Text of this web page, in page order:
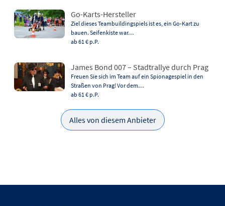
Go-Karts-Hersteller
Ziel dieses Teambuildingspiels ist es, ein Go-Kart zu
bauen. Seifenkiste war…
ab 61 € p.P.
James Bond 007 – Stadtrallye durch Prag
Freuen Sie sich im Team auf ein Spionagespiel in den
Straßen von Prag! Vor dem…
ab 61 € p.P.
Alles von diesem Anbieter